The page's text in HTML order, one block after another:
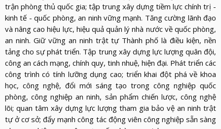
trận phòng thủ quốc gia; tập trung xây dựng tiềm lực chính trị -
kinh tế - quốc phòng, an ninh vững mạnh. Tăng cường lãnh đạo
và nâng cao hiệu lực, hiệu quả quản lý nhà nước về quốc phòng,
an ninh. Giữ vững an ninh trật tự Thành phố là điều kiện, nền
tảng cho sự phát triển. Tập trung xây dựng lực lượng quân đội,
công an cách mạng, chính quy, tinh nhuệ, hiện đại. Phát triển các
công trình có tính lưỡng dụng cao; triển khai đột phá về khoa
học, công nghệ, đổi mới sáng tạo trong công nghiệp quốc
phòng, công nghiệp an ninh, sản phẩm chiến lược, công nghệ
lõi; quan tâm xây dựng lực lượng tham gia bảo vệ an ninh trật
tự ở cơ sở; đẩy mạnh công tác động viên công nghiệp sẵn sàng